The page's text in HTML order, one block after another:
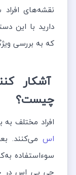
نقشه‌های
دارید با این
که به بررسی
آشکار
چیست؟
افراد مختلف به
اس می‌کنند.
سوءاستفاده
جی پی اس در